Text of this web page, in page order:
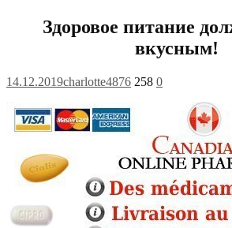
Здоровое питание
вкусным!
14.12.2019charlotte4876 258 0